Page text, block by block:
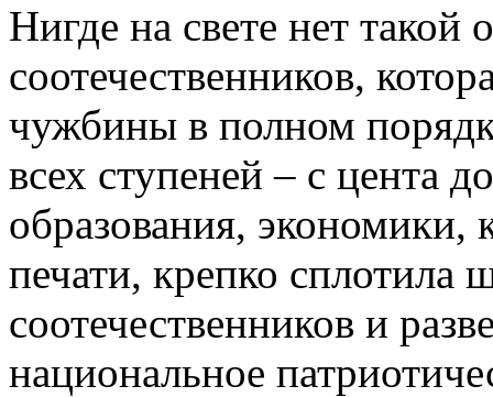
Нигде на свете нет такой
соотечественников,
чужбины в полном
всех ступеней – с цента
образования,
печати, крепко сплотила
соотечественников и
национальное